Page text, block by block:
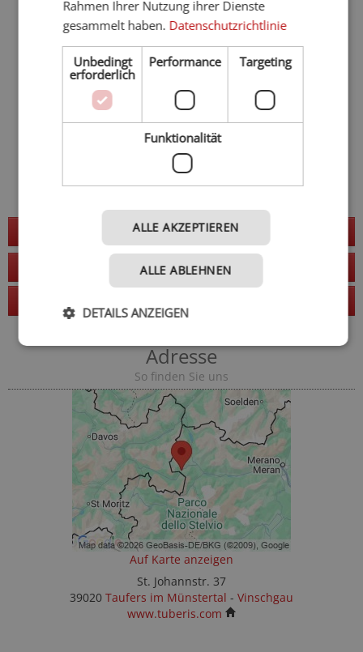
Jetzt anfragen
zur Website
Adresse
So finden Sie uns
Auf Karte anzeigen
St. Johannstr. 37
39020 Taufers im Münstertal - Vinschgau
www.tuberis.com
Rahmen Ihrer Nutzung ihrer Dienste
gesammelt haben. Datenschutzrichtlinie
Unbedingt
erforderlich
Performance Targeting
Funktionalität
ALLE AKZEPTIEREN
ALLE ABLEHNEN
DETAILS ANZEIGEN